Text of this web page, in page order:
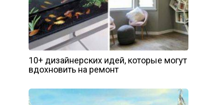
10+ дизайнерских идей, которые могут
вдохновить на ремонт